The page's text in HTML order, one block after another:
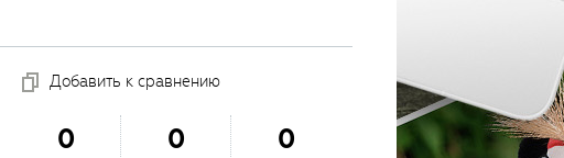
Добавить к сравнению
0 0 0